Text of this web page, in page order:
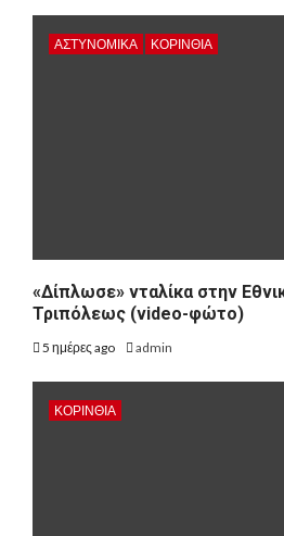
ΑΣΤΥΝΟΜΙΚΑ ΚΟΡΙΝΘΊΑ
«Δίπλωσε» νταλίκα στην
Τριπόλεως (video-φώτο)
5 ημέρες ago admin
ΚΟΡΙΝΘΊΑ